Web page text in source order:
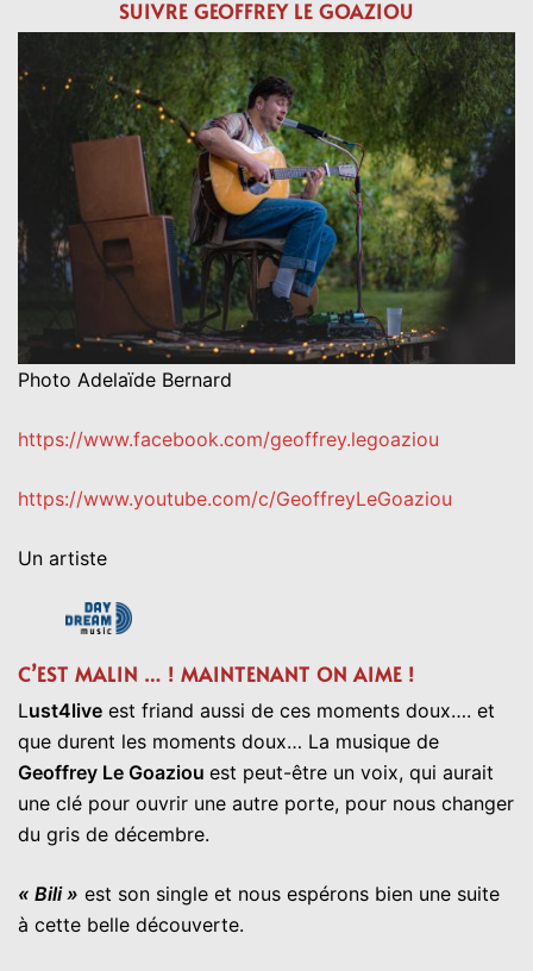
SUIVRE GEOFFREY LE GOAZIOU
Photo Adelaïde Bernard
https://www.facebook.com/geoffrey.legoaziou
https://www.youtube.com/c/GeoffreyLeGoaziou
Un artiste
C’EST MALIN … ! MAINTENANT ON AIME !
Lust4live est friand aussi de ces moments doux…. et
que durent les moments doux… La musique de
Geoffrey Le Goaziou est peut-être un voix, qui aurait
une clé pour ouvrir une autre porte, pour nous changer
du gris de décembre.
« Bili » est son single et nous espérons bien une suite
à cette belle découverte.